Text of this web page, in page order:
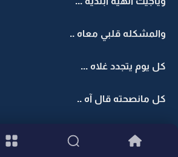
والمشكله قلبي معاه ..
كل يوم يتجدد غلاه ...
كل مانصحته قال آه ..